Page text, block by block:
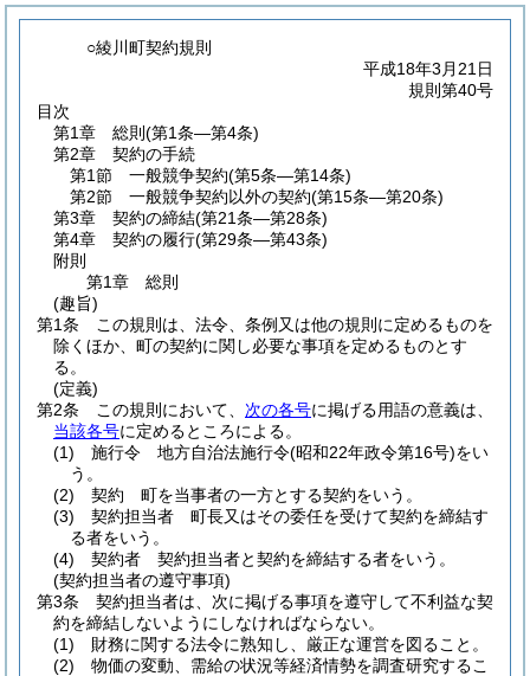
○綾川町契約規則
平成18年3月21日
規則第40号
目次
第1章
総則 (第1条―第4条)
第2章
契約の手続
第1節
一般競争契約(第5条―第14条)
第2節
一般競争契約以外の契約(第15条―第20条)
第3章
契約の締結(第21条―第28条)
第4章
契約の履行(第29条―第43条)
附則
第1章
総則
(趣旨)
第1条
この規則は、法令、条例又は他の規則に定めるものを
除くほか、町の契約に関し必要な事項を定めるものとす
る。
(定義)
第2条
この規則において、 次の各号に掲げる用語の意義は、
当該各号に定めるところによる。
(1)
施行令 地方自治法施行令(昭和22年政令第16号)をい
う。
(2)
契約 町を当事者の一方とする契約をいう。
(3)
契約担当者 町長又はその委任を受けて契約を締結す
る者をいう。
(4)
契約者 契約担当者と契約を締結する者をいう。
(契約担当者の遵守事項)
第3条
契約担当者は、次に掲げる事項を遵守して不利益な契
約を締結しないようにしなければならない。
(1)
財務に関する法令に熟知し、厳正な運営を図ること。
(2)
物価の変動、需給の状況等経済情勢を調査研究するこ